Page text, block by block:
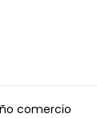
comercio